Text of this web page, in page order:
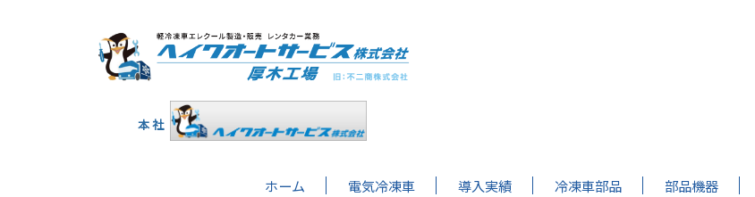
本 社
ホーム 電気冷凍車 導入実績 冷凍車部品 部品機器